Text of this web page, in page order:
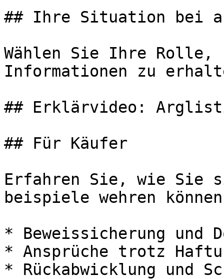
## Ihre Situation bei
Wählen Sie Ihre Rolle,
Informationen zu
## Erklärvideo:
## Für Käufer
Erfahren Sie, wie Sie
beispiele wehren
* Beweissicherung und
* Ansprüche trotz
* Rückabwicklung und